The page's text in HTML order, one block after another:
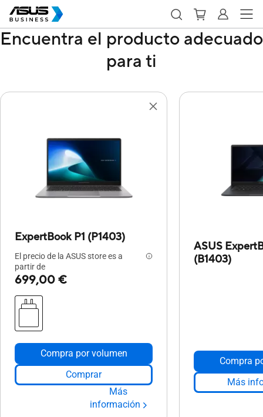
Encuentra el producto adecuado
para ti
ExpertBook P1 (P1403)
El precio de la ASUS store es a
partir de
699,00 €
Compra por volumen
Comprar
Más
información
ASUS
(B1403)
Compra
Más